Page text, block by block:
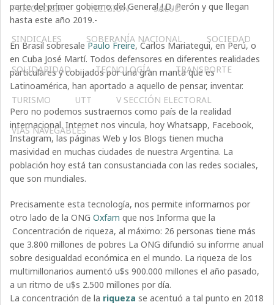
PSICOLOGÍA RELIGIÓN SALUD
SINDICALES SOBERANÍA NACIONAL SOCIEDAD
SOLIDARIDAD TECNOLOGÍA TRANSPORTE
TURISMO UTT V SECCIÓN ELECTORAL
VÍAS NAVEGABLES
parte del primer gobierno del General J.D. Perón y que llegan
hasta este año 2019.-
En Brasil sobresalePaulo Freire, Carlos Mariategui, en Perú, o
en Cuba José Martí. Todos defensores en diferentes realidades
particulares y cobijados por una gran manta que es
Latinoamérica, han aportado a aquello de pensar, inventar.
Pero no podemos sustraernos como país de la realidad
internacional. Internet nos vincula, hoy Whatsapp, Facebook,
Instagram, las páginas Web y los Blogs tienen mucha
masividad en muchas ciudades de nuestra Argentina. La
población hoy está tan consustanciada con las redes sociales,
que son mundiales.
Precisamente esta tecnología, nos permite informarnos por
otro lado de la ONGOxfam que nos Informa que la
Concentración de riqueza, al máximo: 26 personas tiene más
que 3.800 millones de pobres La ONG difundió su informe anual
sobre desigualdad económica en el mundo. La riqueza de los
multimillonarios aumentó u$s 900.000 millones el año pasado,
a un ritmo de u$s 2.500 millones por día.
La concentración de la riqueza se acentuó a tal punto en 2018